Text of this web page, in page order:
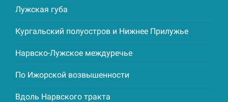
Лужская губа
Кургальский полуостров и Нижнее Прилужье
Нарвско-Лужское междуречье
По Ижорской возвышенности
Вдоль Нарвского тракта